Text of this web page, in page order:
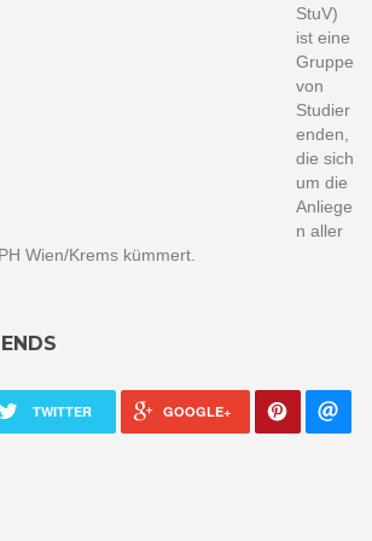
StuV)
ist eine
Gruppe
von
Studier
enden,
die sich
um die
Anliege
n aller
Wien/Krems kümmert.
TWITTER GOOGLE+